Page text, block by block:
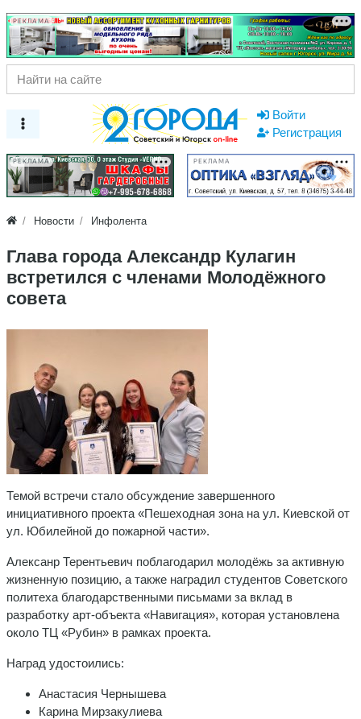
РЕКЛАМА
Войти
Регистрация
РЕКЛАМА РЕКЛАМА
Новости Инфолента
Глава города Александр Кулагин
встретился с членами Молодёжного
совета
Темой встречи стало обсуждение завершенного
инициативного проекта «Пешеходная зона на ул. Киевской от
ул. Юбилейной до пожарной части».
Алексанр Терентьевич поблагодарил молодёжь за активную
жизненную позицию, а также наградил студентов Советского
политеха благодарственными письмами за вклад в
разработку арт-объекта «Навигация», которая установлена
около ТЦ «Рубин» в рамках проекта.
Наград удостоились:
Анастасия Чернышева
Карина Мирзакулиева